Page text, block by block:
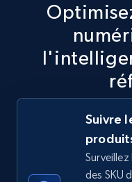
TikTok Shop
URL, Title,
price, Final price,
Suivre
des SKU